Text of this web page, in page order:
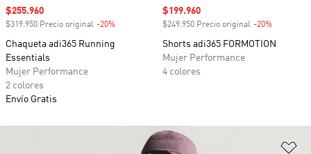
Precio de venta
$255.960
$319.950 Precio original -20%
Chaqueta adi365 Running
Essentials
Mujer Performance
2 colores
Envío Gratis
Precio de venta
$199.960
$249.950 Precio original -20%
Shorts adi365 FORMOTION
Mujer Performance
4 colores